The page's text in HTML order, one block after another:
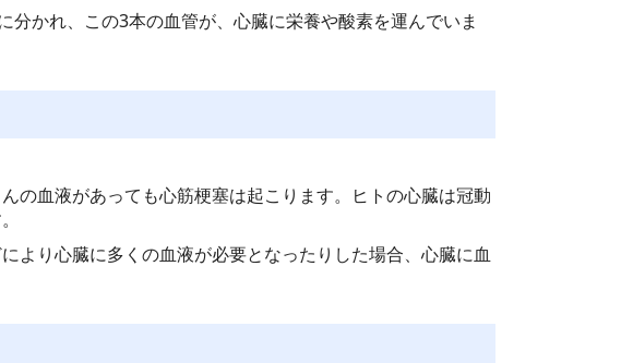
かれ、この3本の血管が、心臓に栄養や酸素を運んでいま
の血液があっても心筋梗塞は起こります。ヒトの心臓は冠動
より心臓に多くの血液が必要となったりした場合、心臓に血